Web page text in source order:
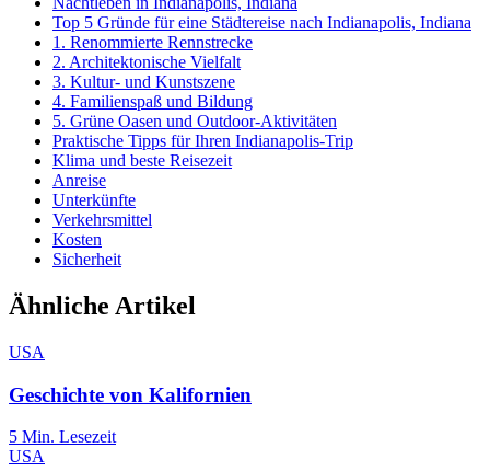
Top 5 Gründe für eine Städtereise nach Indianapolis, Indiana
1. Renommierte Rennstrecke
2. Architektonische Vielfalt
3. Kultur- und Kunstszene
4. Familienspaß und Bildung
5. Grüne Oasen und Outdoor-Aktivitäten
Praktische Tipps für Ihren Indianapolis-Trip
Klima und beste Reisezeit
Anreise
Unterkünfte
Verkehrsmittel
Kosten
Sicherheit
Ähnliche Artikel
USA
Geschichte von Kalifornien
5 Min. Lesezeit
USA